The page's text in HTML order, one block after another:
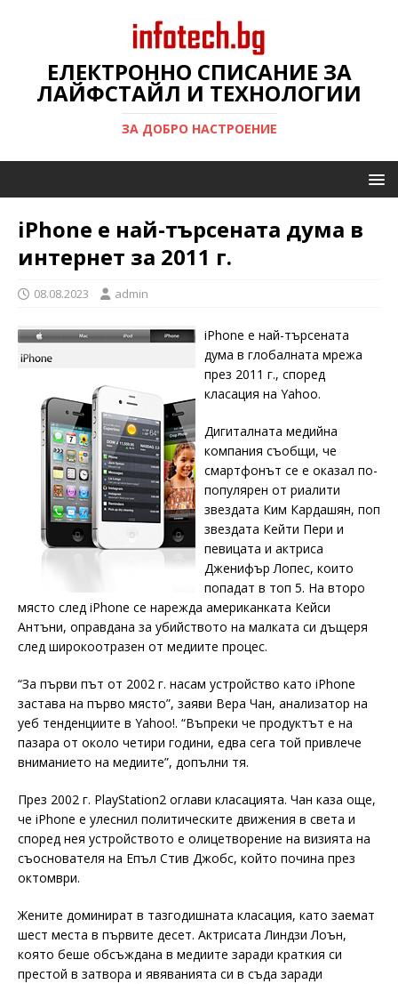
ЕЛЕКТРОННО СПИСАНИЕ ЗА
ЛАЙФСТАЙЛ И ТЕХНОЛОГИИ
ЗА ДОБРО НАСТРОЕНИЕ
iPhone е най-търсената дума в
интернет за 2011 г.
08.08.2023 admin
iPhone е най-търсената
дума в глобалната мрежа
през 2011 г., според
класация на Yahoo.
Дигиталната медийна
компания съобщи, че
смартфонът се е оказал по-
популярен от риалити
звездата Ким Кардашян, поп
звездата Кейти Пери и
певицата и актриса
Дженифър Лопес, които
попадат в топ 5. На второ
място след iPhone се нарежда американката Кейси
Антъни, оправдана за убийството на малката си дъщеря
след широкоотразен от медиите процес.
“За първи път от 2002 г. насам устройство като iPhone
застава на първо място”, заяви Вера Чан, анализатор на
уеб тенденциите в Yahoo!. “Въпреки че продуктът е на
пазара от около четири години, едва сега той привлече
вниманието на медиите”, допълни тя.
През 2002 г. PlayStation2 оглави класацията. Чан каза още,
че iPhone е улеснил политическите движения в света и
според нея устройството е олицетворение на визията на
съоснователя на Епъл Стив Джобс, който почина през
октомври.
Жените доминират в тазгодишната класация, като заемат
шест места в първите десет. Актрисата Линдзи Лоън,
която беше обсъждана в медиите заради краткия си
престой в затвора и явяванията си в съда заради